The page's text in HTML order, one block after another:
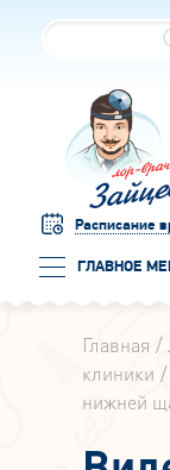
Расписание
ГЛАВНОЕ
Главная
клиники
нижней